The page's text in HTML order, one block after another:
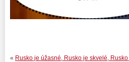
« Rusko je úžasné, Rusko je skvelé,